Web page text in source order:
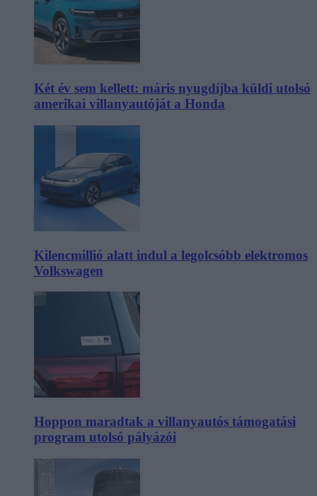
Két év sem kellett: máris nyugdíjba küldi utolsó
amerikai villanyautóját a Honda
Kilencmillió alatt indul a legolcsóbb elektromos
Volkswagen
Hoppon maradtak a villanyautós támogatási
program utolsó pályázói